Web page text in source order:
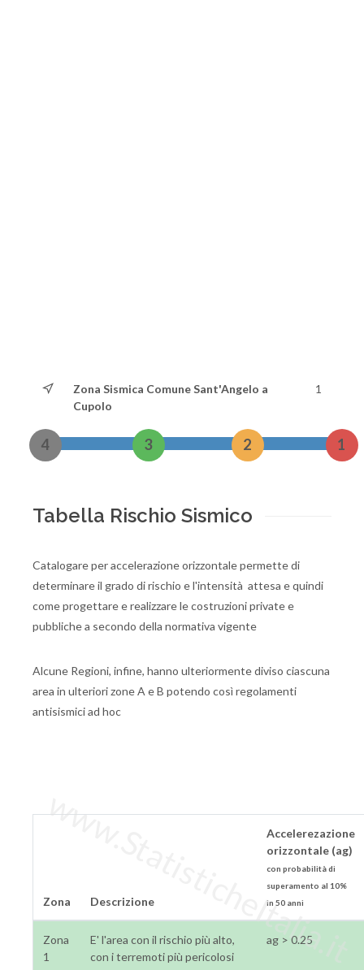
Zona Sismica Comune Sant'Angelo a
Cupolo
1
4 3 2 1
Tabella Rischio Sismico
Catalogare per accelerazione orizzontale permette di
determinare il grado di rischio e l'intensità attesa e quindi
come progettare e realizzare le costruzioni private e
pubbliche a secondo della normativa vigente
Alcune Regioni, infine, hanno ulteriormente diviso ciascuna
area in ulteriori zone A e B potendo così regolamenti
antisismici ad hoc
Zona Descrizione
Accelerezazione
orizzontale (ag)
con probabilità di
superamento al 10%
in 50 anni
Zona
1
E' l'area con il rischio più alto,
con i terremoti più pericolosi
ag > 0.25
www.StatisticheItalia.it